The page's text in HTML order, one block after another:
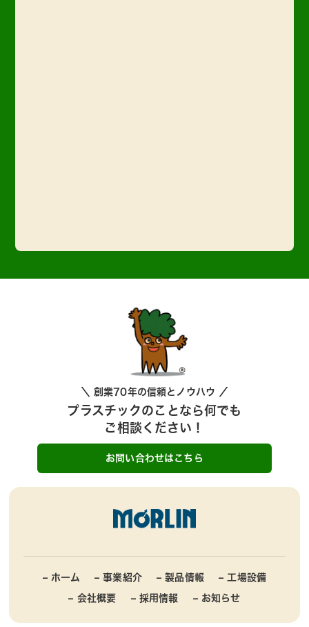
＼ 創業70年の信頼とノウハウ ／
プラスチックのことなら何でも
ご相談ください！
お問い合わせはこちら
– ホーム – 事業紹介 – 製品情報 – 工場設備
– 会社概要 – 採用情報 – お知らせ